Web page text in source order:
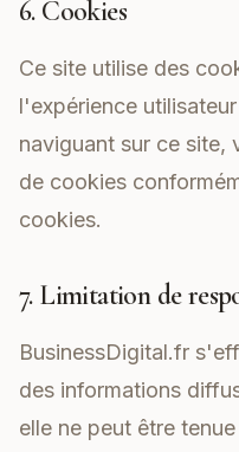
6. Cookies
Ce site utilise des
l'expérience
naviguant sur ce site,
de cookies
cookies.
7. Limitation de
BusinessDigital.fr
des informations
elle ne peut être